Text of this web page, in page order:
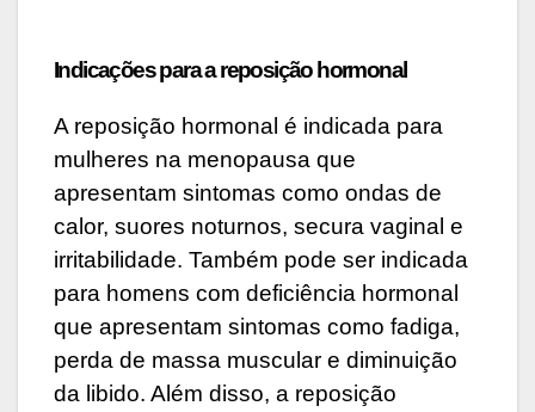
Indicações para a reposição hormonal
A reposição hormonal é indicada para
mulheres na menopausa que
apresentam sintomas como ondas de
calor, suores noturnos, secura vaginal e
irritabilidade. Também pode ser indicada
para homens com deficiência hormonal
que apresentam sintomas como fadiga,
perda de massa muscular e diminuição
da libido. Além disso, a reposição